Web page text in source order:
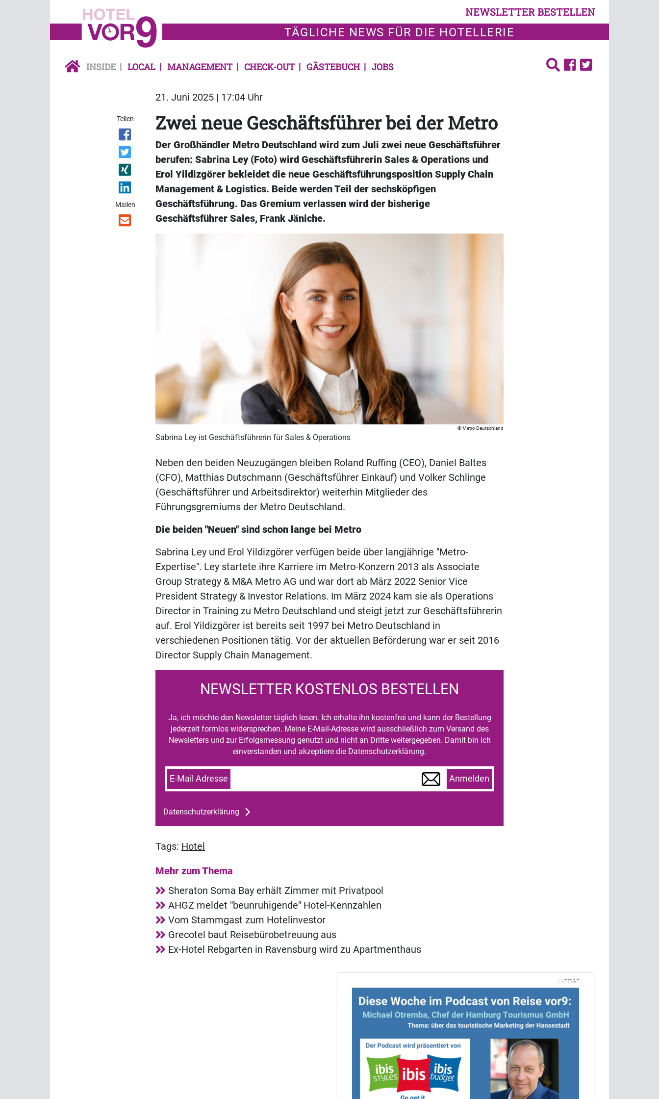
NEWSLETTER BESTELLEN
TÄGLICHE NEWS FÜR DIE HOTELLERIE
INSIDE LOCAL MANAGEMENT CHECK-OUT GÄSTEBUCH JOBS
21. Juni 2025 | 17:04 Uhr
Teilen
Mailen
Zwei neue Geschäftsführer bei der Metro
Der Großhändler Metro Deutschland wird zum Juli zwei neue Geschäftsführer
berufen: Sabrina Ley (Foto) wird Geschäftsführerin Sales & Operations und
Erol Yildizgörer bekleidet die neue Geschäftsführungsposition Supply Chain
Management & Logistics. Beide werden Teil der sechsköpfigen
Geschäftsführung. Das Gremium verlassen wird der bisherige
Geschäftsführer Sales, Frank Jäniche.
Metro Deutschland
Sabrina Ley ist Geschäftsführerin für Sales & Operations
Neben den beiden Neuzugängen bleiben Roland Ruffing (CEO), Daniel Baltes
(CFO), Matthias Dutschmann (Geschäftsführer Einkauf) und Volker Schlinge
(Geschäftsführer und Arbeitsdirektor) weiterhin Mitglieder des
Führungsgremiums der Metro Deutschland.
Die beiden "Neuen" sind schon lange bei Metro
Sabrina Ley und Erol Yildizgörer verfügen beide über langjährige "Metro-
Expertise". Ley startete ihre Karriere im Metro-Konzern 2013 als Associate
Group Strategy & M&A Metro AG und war dort ab März 2022 Senior Vice
President Strategy & Investor Relations. Im März 2024 kam sie als Operations
Director in Training zu Metro Deutschland und steigt jetzt zur Geschäftsführerin
auf. Erol Yildizgörer ist bereits seit 1997 bei Metro Deutschland in
verschiedenen Positionen tätig. Vor der aktuellen Beförderung war er seit 2016
Director Supply Chain Management.
NEWSLETTER KOSTENLOS BESTELLEN
Ja, ich möchte den Newsletter täglich lesen. Ich erhalte ihn kostenfrei und kann der Bestellung
jederzeit formlos widersprechen. Meine E-Mail-Adresse wird ausschließlich zum Versand des
Newsletters und zur Erfolgsmessung genutzt und nicht an Dritte weitergegeben. Damit bin ich
einverstanden und akzeptiere die Datenschutzerklärung.
E-Mail Adresse Anmelden
Datenschutzerklärung
Tags: Hotel
Mehr zum Thema
Sheraton Soma Bay erhält Zimmer mit Privatpool
AHGZ meldet "beunruhigende" Hotel-Kennzahlen
Vom Stammgast zum Hotelinvestor
Grecotel baut Reisebürobetreuung aus
Ex-Hotel Rebgarten in Ravensburg wird zu Apartmenthaus
ANZEIGE